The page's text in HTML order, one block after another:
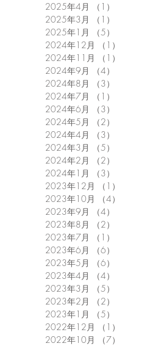
2025年4月
（1）
2025年3月
（1）
2025年1月
（5）
2024年12月
（1）
2024年11月
（1）
2024年9月
（4）
2024年8月
（3）
2024年7月
（1）
2024年6月
（3）
2024年5月
（2）
2024年4月
（3）
2024年3月
（5）
2024年2月
（2）
2024年1月
（3）
2023年12月
（1）
2023年10月
（4）
2023年9月
（4）
2023年8月
（2）
2023年7月
（1）
2023年6月
（6）
2023年5月
（6）
2023年4月
（4）
2023年3月
（5）
2023年2月
（2）
2023年1月
（5）
2022年12月
（1）
2022年10月
（7）